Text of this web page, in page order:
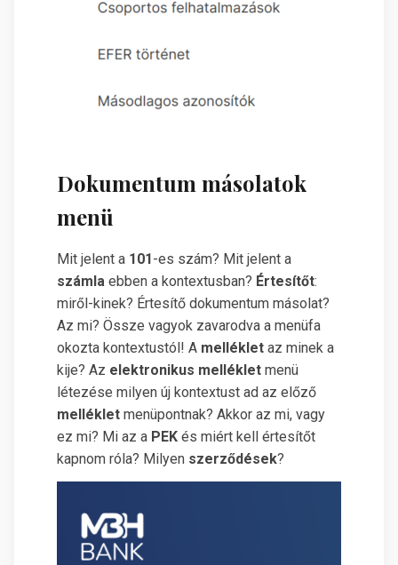
Dokumentum másolatok
menü
Mit jelent a 101-es szám? Mit jelent a
számla ebben a kontextusban? Értesítőt:
miről-kinek? Értesítő dokumentum másolat?
Az mi? Össze vagyok zavarodva a menüfa
okozta kontextustól! A melléklet az minek a
kije? Az elektronikus melléklet menü
létezése milyen új kontextust ad az előző
melléklet menüpontnak? Akkor az mi, vagy
ez mi? Mi az a PEK és miért kell értesítőt
kapnom róla? Milyen szerződések?